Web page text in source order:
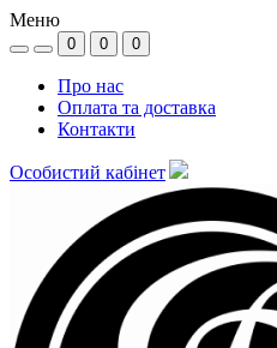
Меню
0 0 0
Про нас
Оплата та доставка
Контакти
Особистий кабінет